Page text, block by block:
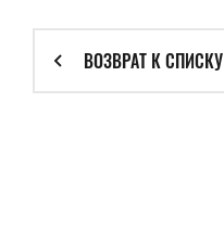
ВОЗВРАТ К СПИСКУ